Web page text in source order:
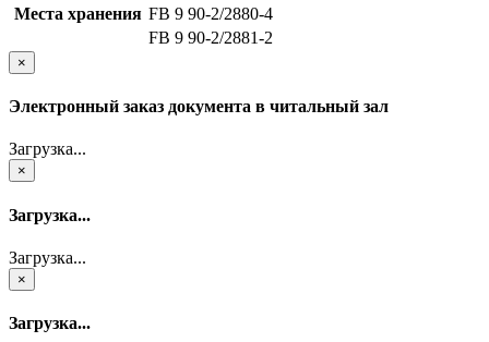
Места хранения FB 9 90-2/2880-4
FB 9 90-2/2881-2
×
Электронный заказ документа в читальный зал
Загрузка...
×
Загрузка...
Загрузка...
×
Загрузка...